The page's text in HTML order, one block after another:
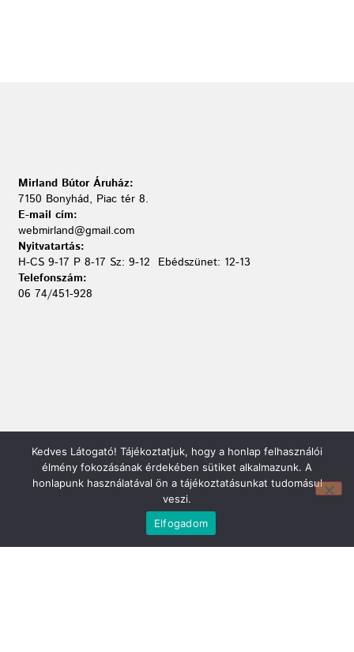
Mirland Lakberendezési Áruház:
7100 Szekszárd, Fáy András u. 29
Mirland Bútor Áruház:
7150 Bonyhád, Piac tér 8.
E-mail cím:
webmirland@gmail.com
Nyitvatartás:
H-CS 9-17 P 8-17 Sz: 9-12 Ebédszünet: 12-13
Telefonszám:
06 74/451-928
Kedves Látogató! Tájékoztatjuk, hogy a honlap felhasználói
élmény fokozásának érdekében sütiket alkalmazunk. A
honlapunk használatával ön a tájékoztatásunkat tudomásul
veszi.
Elfogadom